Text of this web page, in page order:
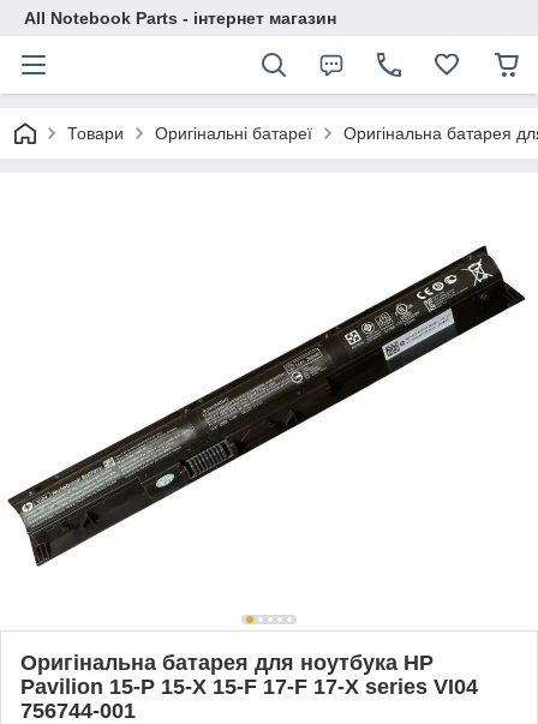
All Notebook Parts - інтернет магазин
Товари Оригінальні батареї Оригінальна батарея
Оригінальна батарея для ноутбука HP
Pavilion 15-P 15-X 15-F 17-F 17-X series VI04
756744-001